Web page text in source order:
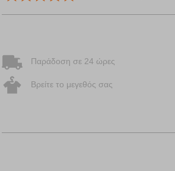
Παράδοση σε 24 ώρες
Βρείτε το μεγεθός σας